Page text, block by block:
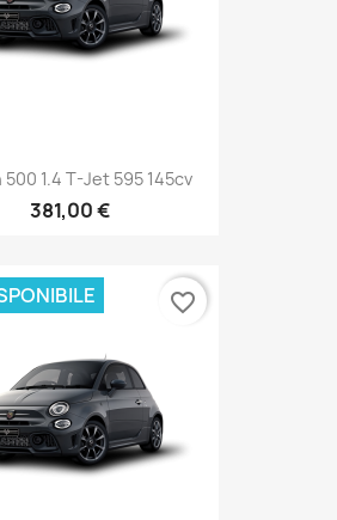
1.4 T-Jet 595 145cv
381,00 €
favorite_border